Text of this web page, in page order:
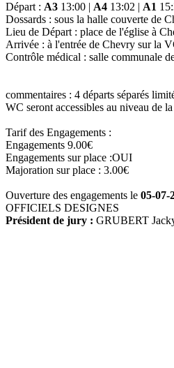
Départ : A3 13:00 | A4 13:02 | A1
Dossards : sous la halle couverte de
Lieu de Départ : place de l'église à
Arrivée : à l'entrée de Chevry sur la
Contrôle médical : salle communale
commentaires : 4 départs séparés
WC seront accessibles au niveau de
Tarif des Engagements :
Engagements 9.00€
Engagements sur place :OUI
Majoration sur place : 3.00€
Ouverture des engagements le 05-07-
OFFICIELS DESIGNES
Président de jury : GRUBERT